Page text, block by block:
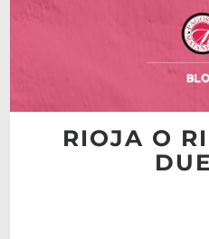
RIOJA O